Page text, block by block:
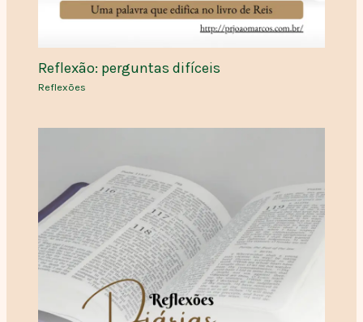
Reflexão: perguntas difíceis
Reflexões